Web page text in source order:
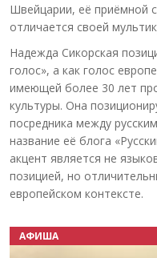
Швейцарии, её приёмной
отличается своей
Надежда Сикорская
голос», а как голос
имеющей более 30 лет
культуры. Она
посредника между
название её блога
акцент является не
позицией, но
европейском контексте.
АФИША